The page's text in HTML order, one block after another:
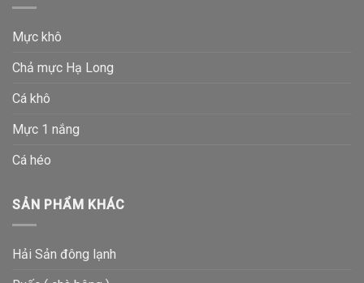
Mực khô
Chả mực Hạ Long
Cá khô
Mực 1 nắng
Cá héo
SẢN PHẨM KHÁC
Hải Sản đông lạnh